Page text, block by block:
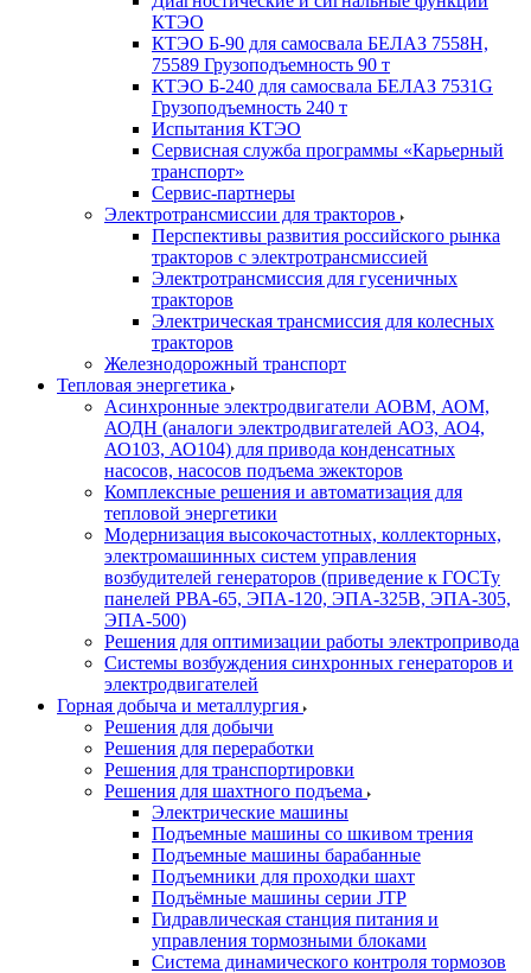
КТЭО
КТЭО Б-90 для самосвала БЕЛАЗ 7558H,
75589 Грузоподъемность 90 т
КТЭО Б-240 для самосвала БЕЛАЗ 7531G
Грузоподъемность 240 т
Испытания КТЭО
Сервисная служба программы «Карьерный
транспорт»
Сервис-партнеры
Электротрансмиссии для тракторов
Перспективы развития российского рынка
тракторов с электротрансмиссией
Электротрансмиссия для гусеничных
тракторов
Электрическая трансмиссия для колесных
тракторов
Железнодорожный транспорт
Тепловая энергетика
Асинхронные электродвигатели АОВМ, АОМ,
АОДН (аналоги электродвигателей АО3, АО4,
АО103, АО104) для привода конденсатных
насосов, насосов подъема эжекторов
Комплексные решения и автоматизация для
тепловой энергетики
Модернизация высокочастотных, коллекторных,
электромашинных систем управления
возбудителей генераторов (приведение к ГОСТу
панелей РВА-65, ЭПА-120, ЭПА-325В, ЭПА-305,
ЭПА-500)
Решения для оптимизации работы электропривода
Системы возбуждения синхронных генераторов и
электродвигателей
Горная добыча и металлургия
Решения для добычи
Решения для переработки
Решения для транспортировки
Решения для шахтного подъема
Электрические машины
Подъемные машины со шкивом трения
Подъемные машины барабанные
Подъемники для проходки шахт
Подъёмные машины серии JTP
Гидравлическая станция питания и
управления тормозными блоками
Система динамического контроля тормозов